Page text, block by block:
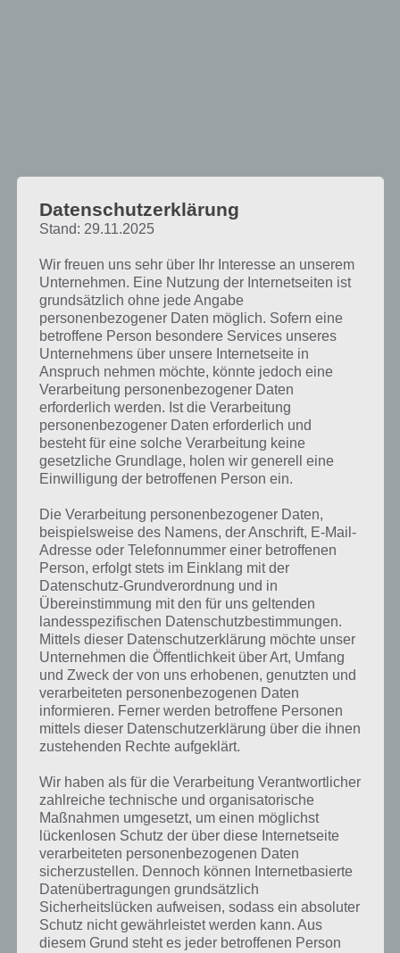
Suchen:
Kapitel
Level
Lösung
Lösung
Lösung
Lösung
Lösung
Lösung
Lösung
0
Level 301
ELF
RUF
FREU
FLUR
RUFE
LÄUFER
0
Level 302
REH
HER
HERR
RÄTE
HÄRTER
0
Level 303
DER
DEM
MÜDE
RÜDE
DÜMMER
0
Level 304
AUS
SAU
VOR
RAU
RAUS
ROSA
VORAUS
EICHE
1 bis 10 von 50 Einträgen Zurück Weiter
Datenschutzerklärung
Stand: 29.11.2025
Wir freuen uns sehr über Ihr Interesse an unserem
Unternehmen. Eine Nutzung der Internetseiten ist
grundsätzlich ohne jede Angabe
personenbezogener Daten möglich. Sofern eine
betroffene Person besondere Services unseres
Unternehmens über unsere Internetseite in
Anspruch nehmen möchte, könnte jedoch eine
Verarbeitung personenbezogener Daten
erforderlich werden. Ist die Verarbeitung
personenbezogener Daten erforderlich und
besteht für eine solche Verarbeitung keine
gesetzliche Grundlage, holen wir generell eine
Einwilligung der betroffenen Person ein.
Die Verarbeitung personenbezogener Daten,
beispielsweise des Namens, der Anschrift, E-Mail-
Adresse oder Telefonnummer einer betroffenen
Person, erfolgt stets im Einklang mit der
Datenschutz-Grundverordnung und in
Übereinstimmung mit den für uns geltenden
landesspezifischen Datenschutzbestimmungen.
Mittels dieser Datenschutzerklärung möchte unser
Unternehmen die Öffentlichkeit über Art, Umfang
und Zweck der von uns erhobenen, genutzten und
verarbeiteten personenbezogenen Daten
informieren. Ferner werden betroffene Personen
mittels dieser Datenschutzerklärung über die ihnen
zustehenden Rechte aufgeklärt.
Wir haben als für die Verarbeitung Verantwortlicher
zahlreiche technische und organisatorische
Maßnahmen umgesetzt, um einen möglichst
lückenlosen Schutz der über diese Internetseite
verarbeiteten personenbezogenen Daten
sicherzustellen. Dennoch können Internetbasierte
Datenübertragungen grundsätzlich
Sicherheitslücken aufweisen, sodass ein absoluter
Schutz nicht gewährleistet werden kann. Aus
diesem Grund steht es jeder betroffenen Person